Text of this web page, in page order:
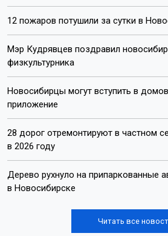
12 пожаров потушили за сутки в
Мэр Кудрявцев поздравил
физкультурника
Новосибирцы могут вступить в
приложение
28 дорог отремонтируют в частном
в 2026 году
Дерево рухнуло на припаркованные
в Новосибирске
Читать все